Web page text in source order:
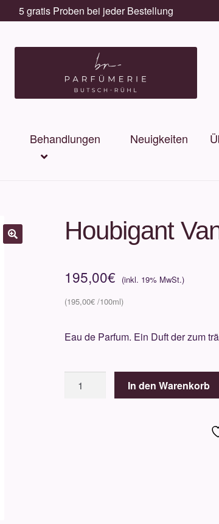
5 gratis Proben bei jeder Bestellung
Behandlungen Neuigkeiten
Houbigant
195,00€
195,00€
Eau de Parfum. Ein Duft der zum
Vanille
In den Warenkorb